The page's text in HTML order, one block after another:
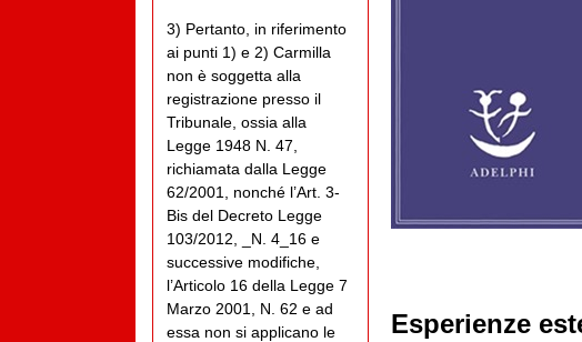
Esperienze
3) Pertanto, in riferimento
ai punti 1) e 2) Carmilla
non è soggetta alla
registrazione presso il
Tribunale, ossia alla
Legge 1948 N. 47,
richiamata dalla Legge
62/2001, nonché l’Art. 3-
Bis del Decreto Legge
103/2012, _N. 4_16 e
successive modifiche,
l’Articolo 16 della Legge 7
Marzo 2001, N. 62 e ad
essa non si applicano le